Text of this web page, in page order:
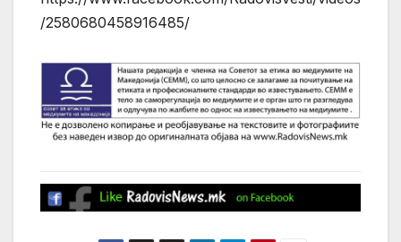
/2580680458916485/